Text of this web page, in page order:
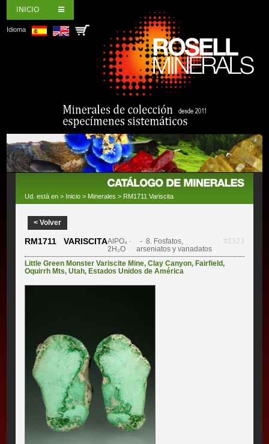
INICIO
Idioma
Ud. está en > Inicio > Minerales > RM1711 Variscita
< Volver
RM1711 VARISCITAAlPO₄ ·
2H₂O
- 8. Fosfatos,
arseniatos y vanadatos
#1323
Little Green Monster Variscite Mine,Clay Canyon,Fairfield,
Oquirrh Mts,Utah,Estados Unidos de América